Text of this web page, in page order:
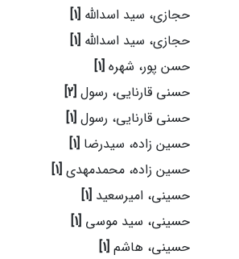
حجازی، سید اسدالله [1]
حجازی، سید اسدالله [1]
حسن پور، شهره [1]
حسنی قارنایی، رسول [2]
حسنی قارنایی، رسول [1]
حسین زاده، سیدرضا [1]
حسین زاده، محمدمهدی [1]
حسینی، امیرسعید [1]
حسینی، سید موسی [1]
حسینی، هاشم [1]